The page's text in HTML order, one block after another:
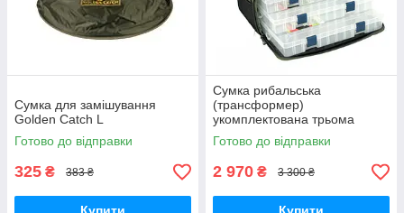
Сумка для замішування
Golden Catch L
Готово до відправки
325 ₴ 383 ₴
Сумка рибальська
(трансформер)
укомплектована трьома
великими коробками
Acropolis РС-1у
Готово до відправки
2 970 ₴ 3 300 ₴